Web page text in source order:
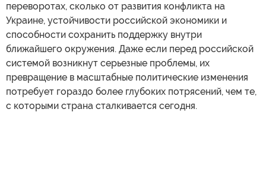
переворотах, сколько от развития конфликта на
Украине, устойчивости российской экономики и
способности сохранить поддержку внутри
ближайшего окружения. Даже если перед российской
системой возникнут серьезные проблемы, их
превращение в масштабные политические изменения
потребует гораздо более глубоких потрясений, чем те,
с которыми страна сталкивается сегодня.